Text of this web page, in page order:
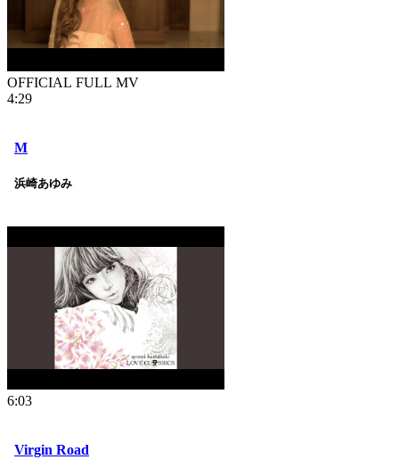
OFFICIAL FULL MV
4:29
M
浜崎あゆみ
6:03
Virgin Road